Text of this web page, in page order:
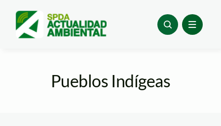
content
Pueblos Indígeas